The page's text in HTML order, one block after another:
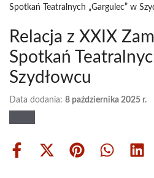
Spotkań Teatralnych „Gargulec” w
Relacja z XXIX
Spotkań
Szydłowcu
Data dodania: 8 października 2025 r.
Share
Share Share Share